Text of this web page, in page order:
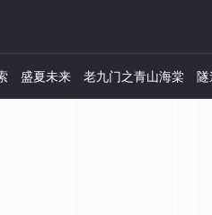
盛夏未来 老九门之青山海棠